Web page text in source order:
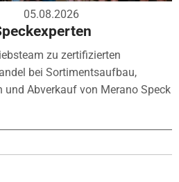
05.08.2026
zu zertifizierten
bei Sortimentsaufbau,
und Abverkauf von Merano Speck